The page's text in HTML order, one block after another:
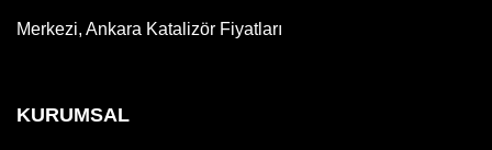
Merkezi, Ankara Katalizör Fiyatları
KURUMSAL